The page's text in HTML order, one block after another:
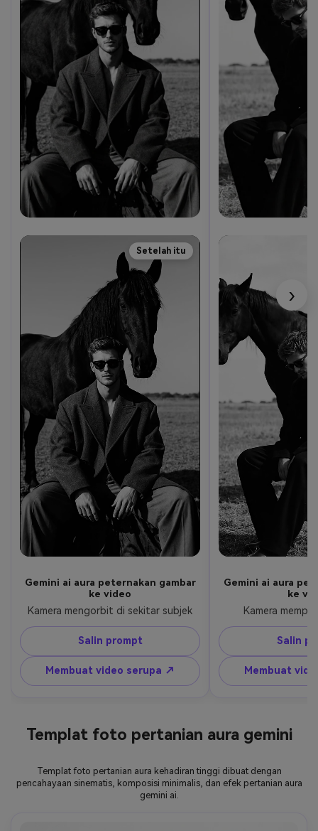
Setelah itu
Gemini ai aura peternakan gambar
ke video
Kamera mengorbit di sekitar subjek
Salin prompt
Membuat video serupa ↗
Gemini ai aura
ke
Kamera
Salin
Membuat
›
Templat foto pertanian aura gemini
Templat foto pertanian aura kehadiran tinggi dibuat dengan
pencahayaan sinematis, komposisi minimalis, dan efek pertanian aura
gemini ai.